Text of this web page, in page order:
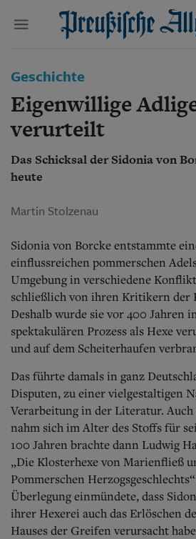
Start
Wer wir sind
Aktuelle
Abonnenten-
Abonnent
Abo Prämien
Archiv
Mediadaten
Wirtschaft
Panorama
Leben
Geschichte
Danzig und
Bücher
Kontakt
Impressum
Datenschutz
Suchen und finden
Geschichte
Eigenwillige
verurteilt
Das Schicksal der Sidonia von
heute
Martin Stolzenau
Sidonia von Borcke entstammte
einflussreichen pommerschen
Umgebung in verschiedene
schließlich von ihren Kritikern der
Deshalb wurde sie vor 400 Jahren
spektakulären Prozess als Hexe
und auf dem Scheiterhaufen
Das führte damals in ganz
Disputen, zu einer vielgestaltigen
Verarbeitung in der Literatur.
nahm sich im Alter des Stoffs für
100 Jahren brachte dann Ludwig
„Die Klosterhexe von Marienfließ
Pommerschen
Überlegung einmündete, dass
ihrer Hexerei auch das Erlöschen
Hauses der Greifen verursacht